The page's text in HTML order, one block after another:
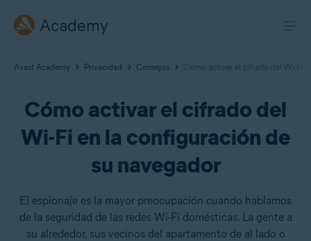
Academy
Avast Academy Privacidad Consejos Cómo activar el cifrado del Wi-Fi
Cómo activar el cifrado del
Wi-Fi en la configuración de
su navegador
El espionaje es la mayor preocupación cuando hablamos
de la seguridad de las redes Wi-Fi domésticas. La gente a
su alrededor, sus vecinos del apartamento de al lado o